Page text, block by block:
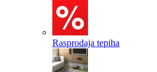
Rasprodaja tepiha